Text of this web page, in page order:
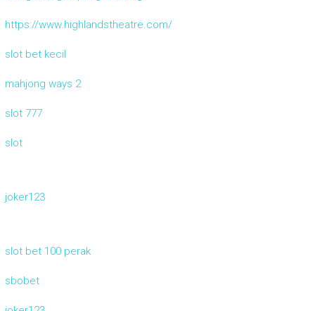
https://www.highlandstheatre.com/
slot bet kecil
mahjong ways 2
slot 777
slot
joker123
slot bet 100 perak
sbobet